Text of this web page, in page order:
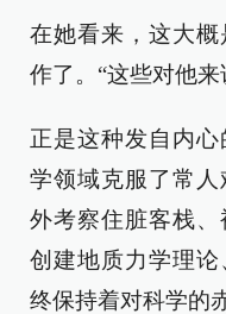
在她看来，这大
作了。“这些对他
正是这种发自内
学领域克服了常
外考察住脏客栈
创建地质力学理
终保持着对科学的